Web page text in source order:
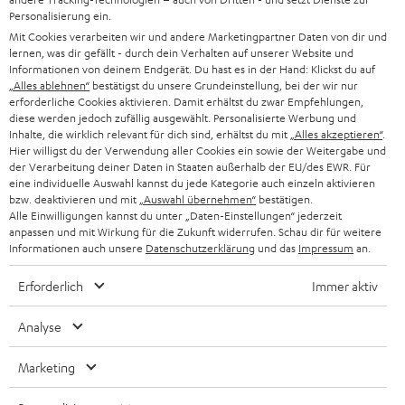
g
HIFI-LAUTSPRECHER
SMART HOME
BLUETOOTH-LAUTSPRECHER
KOPFHÖRER
BLUETOOTH-KOPFHÖRER
STEREOANLAGEN
LAUTSPRECHER
ULTIMA-SERIE
IN-EAR-KOPFHÖRER
FANSHOP
PRESSE & MARKETING
GESCHÄFTSKUNDEN
PARTNERPROGRAMM
BLOG
NEWSLETTER
STORES
DEINE VORTEILE BEI TEUFEL
UNSER MANAGEMENT
NACHHALTIGKEIT
ÖSTERREICH
SCHWEIZ
NIEDERLANDE
BELGIEN
FRANKREICH
POLEN
SPANIEN
ITALIEN
Personalisierung ein.
Mit Cookies verarbeiten wir und andere Marketingpartner Daten von dir und
lernen, was dir gefällt - durch dein Verhalten auf unserer Website und
Informationen von deinem Endgerät. Du hast es in der Hand: Klickst du auf
„Alles ablehnen“ bestätigst du unsere Grundeinstellung, bei der wir nur
erforderliche Cookies aktivieren. Damit erhältst du zwar Empfehlungen,
diese werden jedoch zufällig ausgewählt. Personalisierte Werbung und
Inhalte, die wirklich relevant für dich sind, erhältst du mit „Alles akzeptieren“.
Hier willigst du der Verwendung aller Cookies ein sowie der Weitergabe und
der Verarbeitung deiner Daten in Staaten außerhalb der EU/des EWR. Für
eine individuelle Auswahl kannst du jede Kategorie auch einzeln aktivieren
bzw. deaktivieren und mit „Auswahl übernehmen“ bestätigen.
Alle Einwilligungen kannst du unter „Daten-Einstellungen“ jederzeit
anpassen und mit Wirkung für die Zukunft widerrufen. Schau dir für weitere
Informationen auch unsere Datenschutzerklärung und das Impressum an.
Erforderlich Immer aktiv
Analyse
Marketing